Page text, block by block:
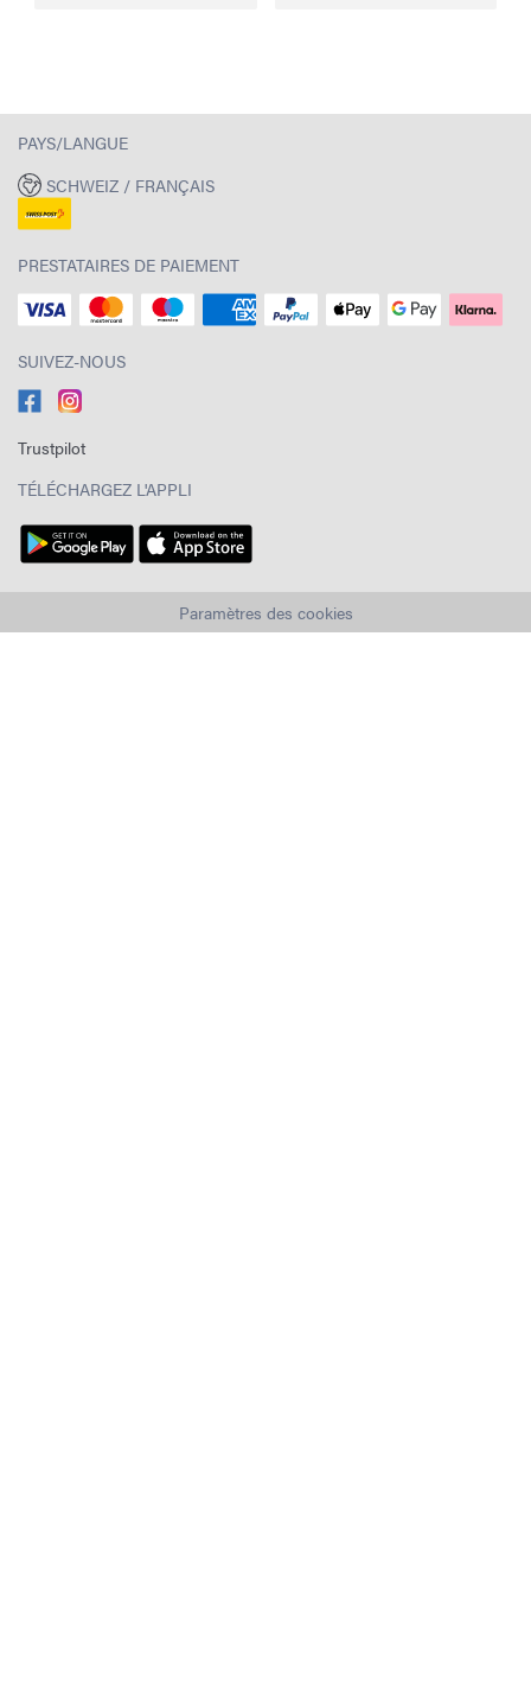
PAYS/LANGUE
SCHWEIZ / FRANÇAIS
PRESTATAIRES DE PAIEMENT
SUIVEZ-NOUS
Trustpilot
TÉLÉCHARGEZ L'APPLI
Paramètres des cookies